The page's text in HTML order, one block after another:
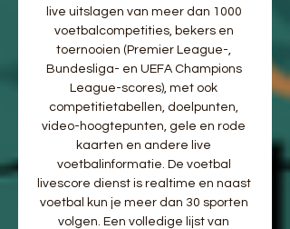
live uitslagen van meer dan 1000
voetbalcompetities, bekers en
toernooien (Premier League-,
Bundesliga- en UEFA Champions
League-scores), met ook
competitietabellen, doelpunten,
video-hoogtepunten, gele en rode
kaarten en andere live
voetbalinformatie. De voetbal
livescore dienst is realtime en naast
voetbal kun je meer dan 30 sporten
volgen. Een volledige lijst van